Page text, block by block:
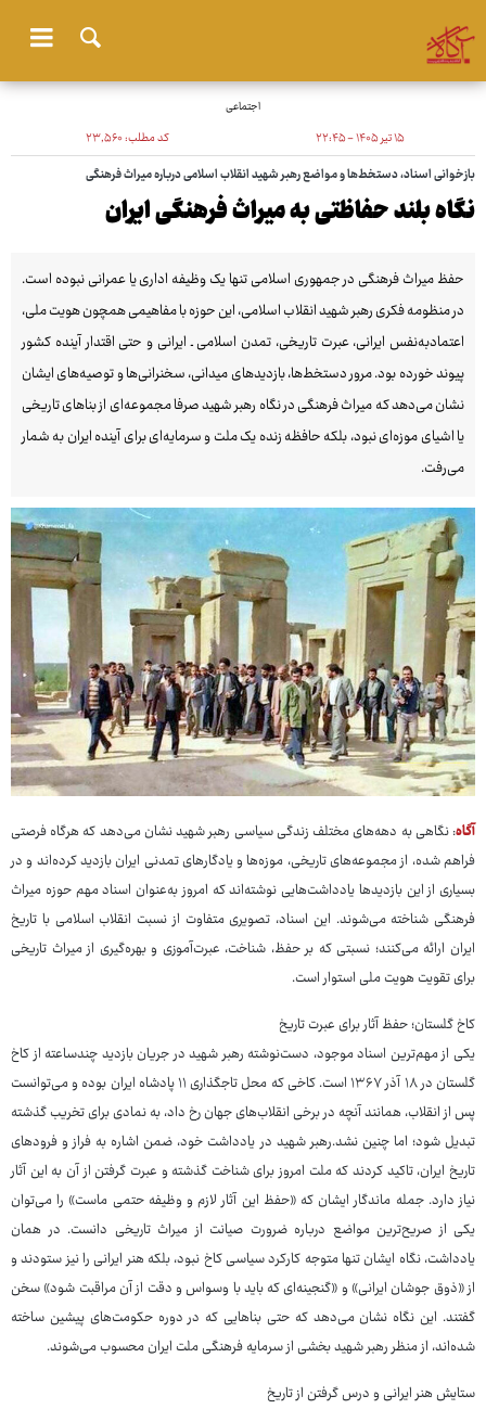
اجتماعی
۱۵ تیر ۱۴۰۵ - ۲۲:۴۵ کد مطلب:۲۳٬۵۶۰
بازخوانی اسناد، دستخط‌ها و مواضع رهبر شهید انقلاب اسلامی درباره میراث ‌فرهنگی
نگاه بلند حفاظتی به میراث فرهنگی ایران
حفظ میراث فرهنگی در جمهوری اسلامی تنها یک وظیفه اداری یا عمرانی نبوده است.
در منظومه فکری رهبر شهید انقلاب اسلامی، این حوزه با مفاهیمی همچون هویت ملی،
اعتمادبه‌نفس ایرانی، عبرت تاریخی، تمدن اسلامی ـ ایرانی و حتی اقتدار آینده کشور
پیوند خورده بود. مرور دستخط‌ها، بازدیدهای میدانی، سخنرانی‌ها و توصیه‌های ایشان
نشان می‌دهد که میراث فرهنگی در نگاه رهبر شهید صرفا مجموعه‌ای از بناهای تاریخی
یا اشیای موزه‌ای نبود، بلکه حافظه زنده یک ملت و سرمایه‌ای برای آینده ایران به شمار
می‌رفت.
آگاه: نگاهی به دهه‌های مختلف زندگی سیاسی رهبر شهید نشان می‌دهد که هرگاه فرصتی
فراهم شده، از مجموعه‌های تاریخی، موزه‌ها و یادگارهای تمدنی ایران بازدید کرده‌اند و در
بسیاری از این بازدیدها یادداشت‌هایی نوشته‌اند که امروز به‌عنوان اسناد مهم حوزه میراث
فرهنگی شناخته می‌شوند. این اسناد، تصویری متفاوت از نسبت انقلاب اسلامی با تاریخ
ایران ارائه می‌کنند؛ نسبتی که بر حفظ، شناخت، عبرت‌آموزی و بهره‌گیری از میراث تاریخی
برای تقویت هویت ملی استوار است.
کاخ گلستان؛ حفظ آثار برای عبرت تاریخ
یکی از مهم‌ترین اسناد موجود، دست‌نوشته رهبر شهید در جریان بازدید چندساعته از کاخ
گلستان در ۱۸ آذر ۱۳۶۷ است. کاخی که محل تاجگذاری ۱۱ پادشاه ایران بوده و می‌توانست
پس از انقلاب، همانند آنچه در برخی انقلاب‌های جهان رخ داد، به نمادی برای تخریب گذشته
تبدیل شود؛ اما چنین نشد.رهبر شهید در یادداشت خود، ضمن اشاره به فراز و فرودهای
تاریخ ایران، تاکید کردند که ملت امروز برای شناخت گذشته و عبرت گرفتن از آن به این آثار
نیاز دارد. جمله ماندگار ایشان که «حفظ این آثار لازم و وظیفه حتمی ماست» را می‌توان
یکی از صریح‌ترین مواضع درباره ضرورت صیانت از میراث تاریخی دانست. در همان
یادداشت، نگاه ایشان تنها متوجه کارکرد سیاسی کاخ نبود، بلکه هنر ایرانی را نیز ستودند و
از «ذوق جوشان ایرانی» و «گنجینه‌ای که باید با وسواس و دقت از آن مراقبت شود» سخن
گفتند. این نگاه نشان می‌دهد که حتی بناهایی که در دوره حکومت‌های پیشین ساخته
شده‌اند، از منظر رهبر شهید بخشی از سرمایه فرهنگی ملت ایران محسوب می‌شوند.
ستایش هنر ایرانی و درس گرفتن از تاریخ